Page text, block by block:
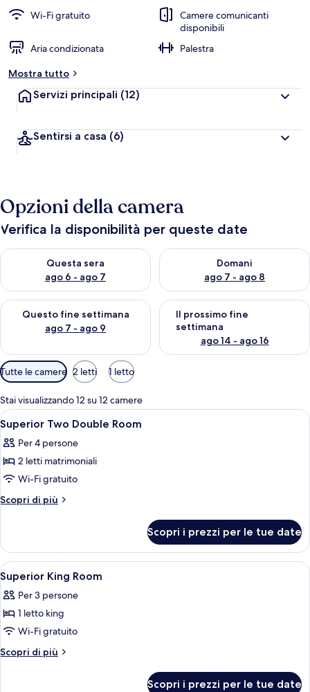
Wi-Fi gratuito
Camere comunicanti
disponibili
Aria condizionata
Palestra
Mostra tutto
Servizi principali (12)
Sentirsi a casa (6)
Opzioni della camera
Verifica la disponibilità per queste date
Questa sera
ago 6 - ago 7
Verifica la disponibilità per questa sera, ago 6 - ago 7
Domani
ago 7 - ago 8
Verifica la disponibilità per
Questo fine settimana
ago 7 - ago 9
Verifica la disponibilità per questo fine settimana, ago 7 - ago
Il prossimo fine
settimana
ago 14 - ago 16
Verifica la disponibilità per il
Filtri
disponibili
per
le
camere
Tutte le camere 2 letti 1 letto
Stai visualizzando 12 su 12 camere
Apri
tutte
le
foto
per
Superior
Room
Camera d'albergo con due letti, una
3
Superior Two Double Room
Per 4 persone
2 letti matrimoniali
Wi-Fi gratuito
Scopri di più
Altri
Two
Double
Room
Scopri i prezzi per le tue date
Apri
tutte
le
foto
per
Superior
Biancheria da letto di alta qualità,
2
Superior King Room
Per 3 persone
1 letto king
Wi-Fi gratuito
Scopri di più
Altri
Scopri i prezzi per le tue date